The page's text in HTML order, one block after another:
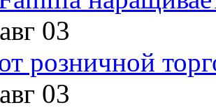
03
розничной
03